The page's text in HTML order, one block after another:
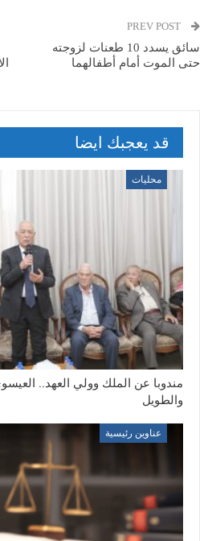
سائق يسدد 10 طعنات لزوجته
حتى الموت أمام أطفالهما
قد يعجبك ايضا
محليات
مندوبا عن الملك وولي العهد..
والطويل
عناوين رئيسية